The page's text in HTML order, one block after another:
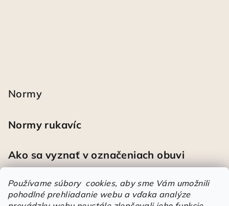
Používame súbory cookies, aby sme Vám umožnili
pohodlné prehliadanie webu a vďaka analýze
Normy
Normy rukavíc
Ako sa vyznať v označeniach obuvi